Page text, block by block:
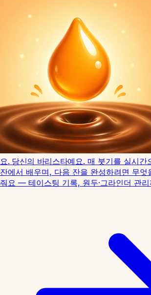
요. 당신의 바리스타예요. 매 붓기를 실시간
잔에서 배우며, 다음 잔을 완성하려면 무엇
줘요 — 테이스팅 기록, 원두·그라인더 관리